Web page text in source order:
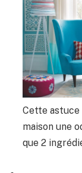
Cette astuce
maison une
que 2